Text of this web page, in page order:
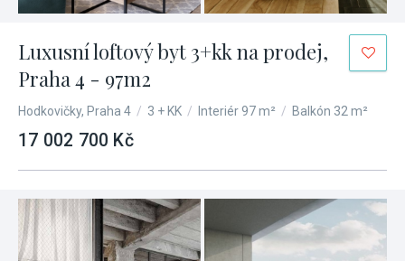
Luxusní loftový byt 3+kk na prodej,
Praha 4 - 97m2
Hodkovičky, Praha 4 / 3 + KK / Interiér 97 m² / Balkón 32 m²
17 002 700 Kč